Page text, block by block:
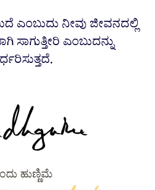
ಎಂಬುದು ನೀವು ಜೀವನದಲ್ಲಿ
ಸಾಗುತ್ತೀರಿ ಎಂಬುದನ್ನು
ಹುಣ್ಣಿಮೆ